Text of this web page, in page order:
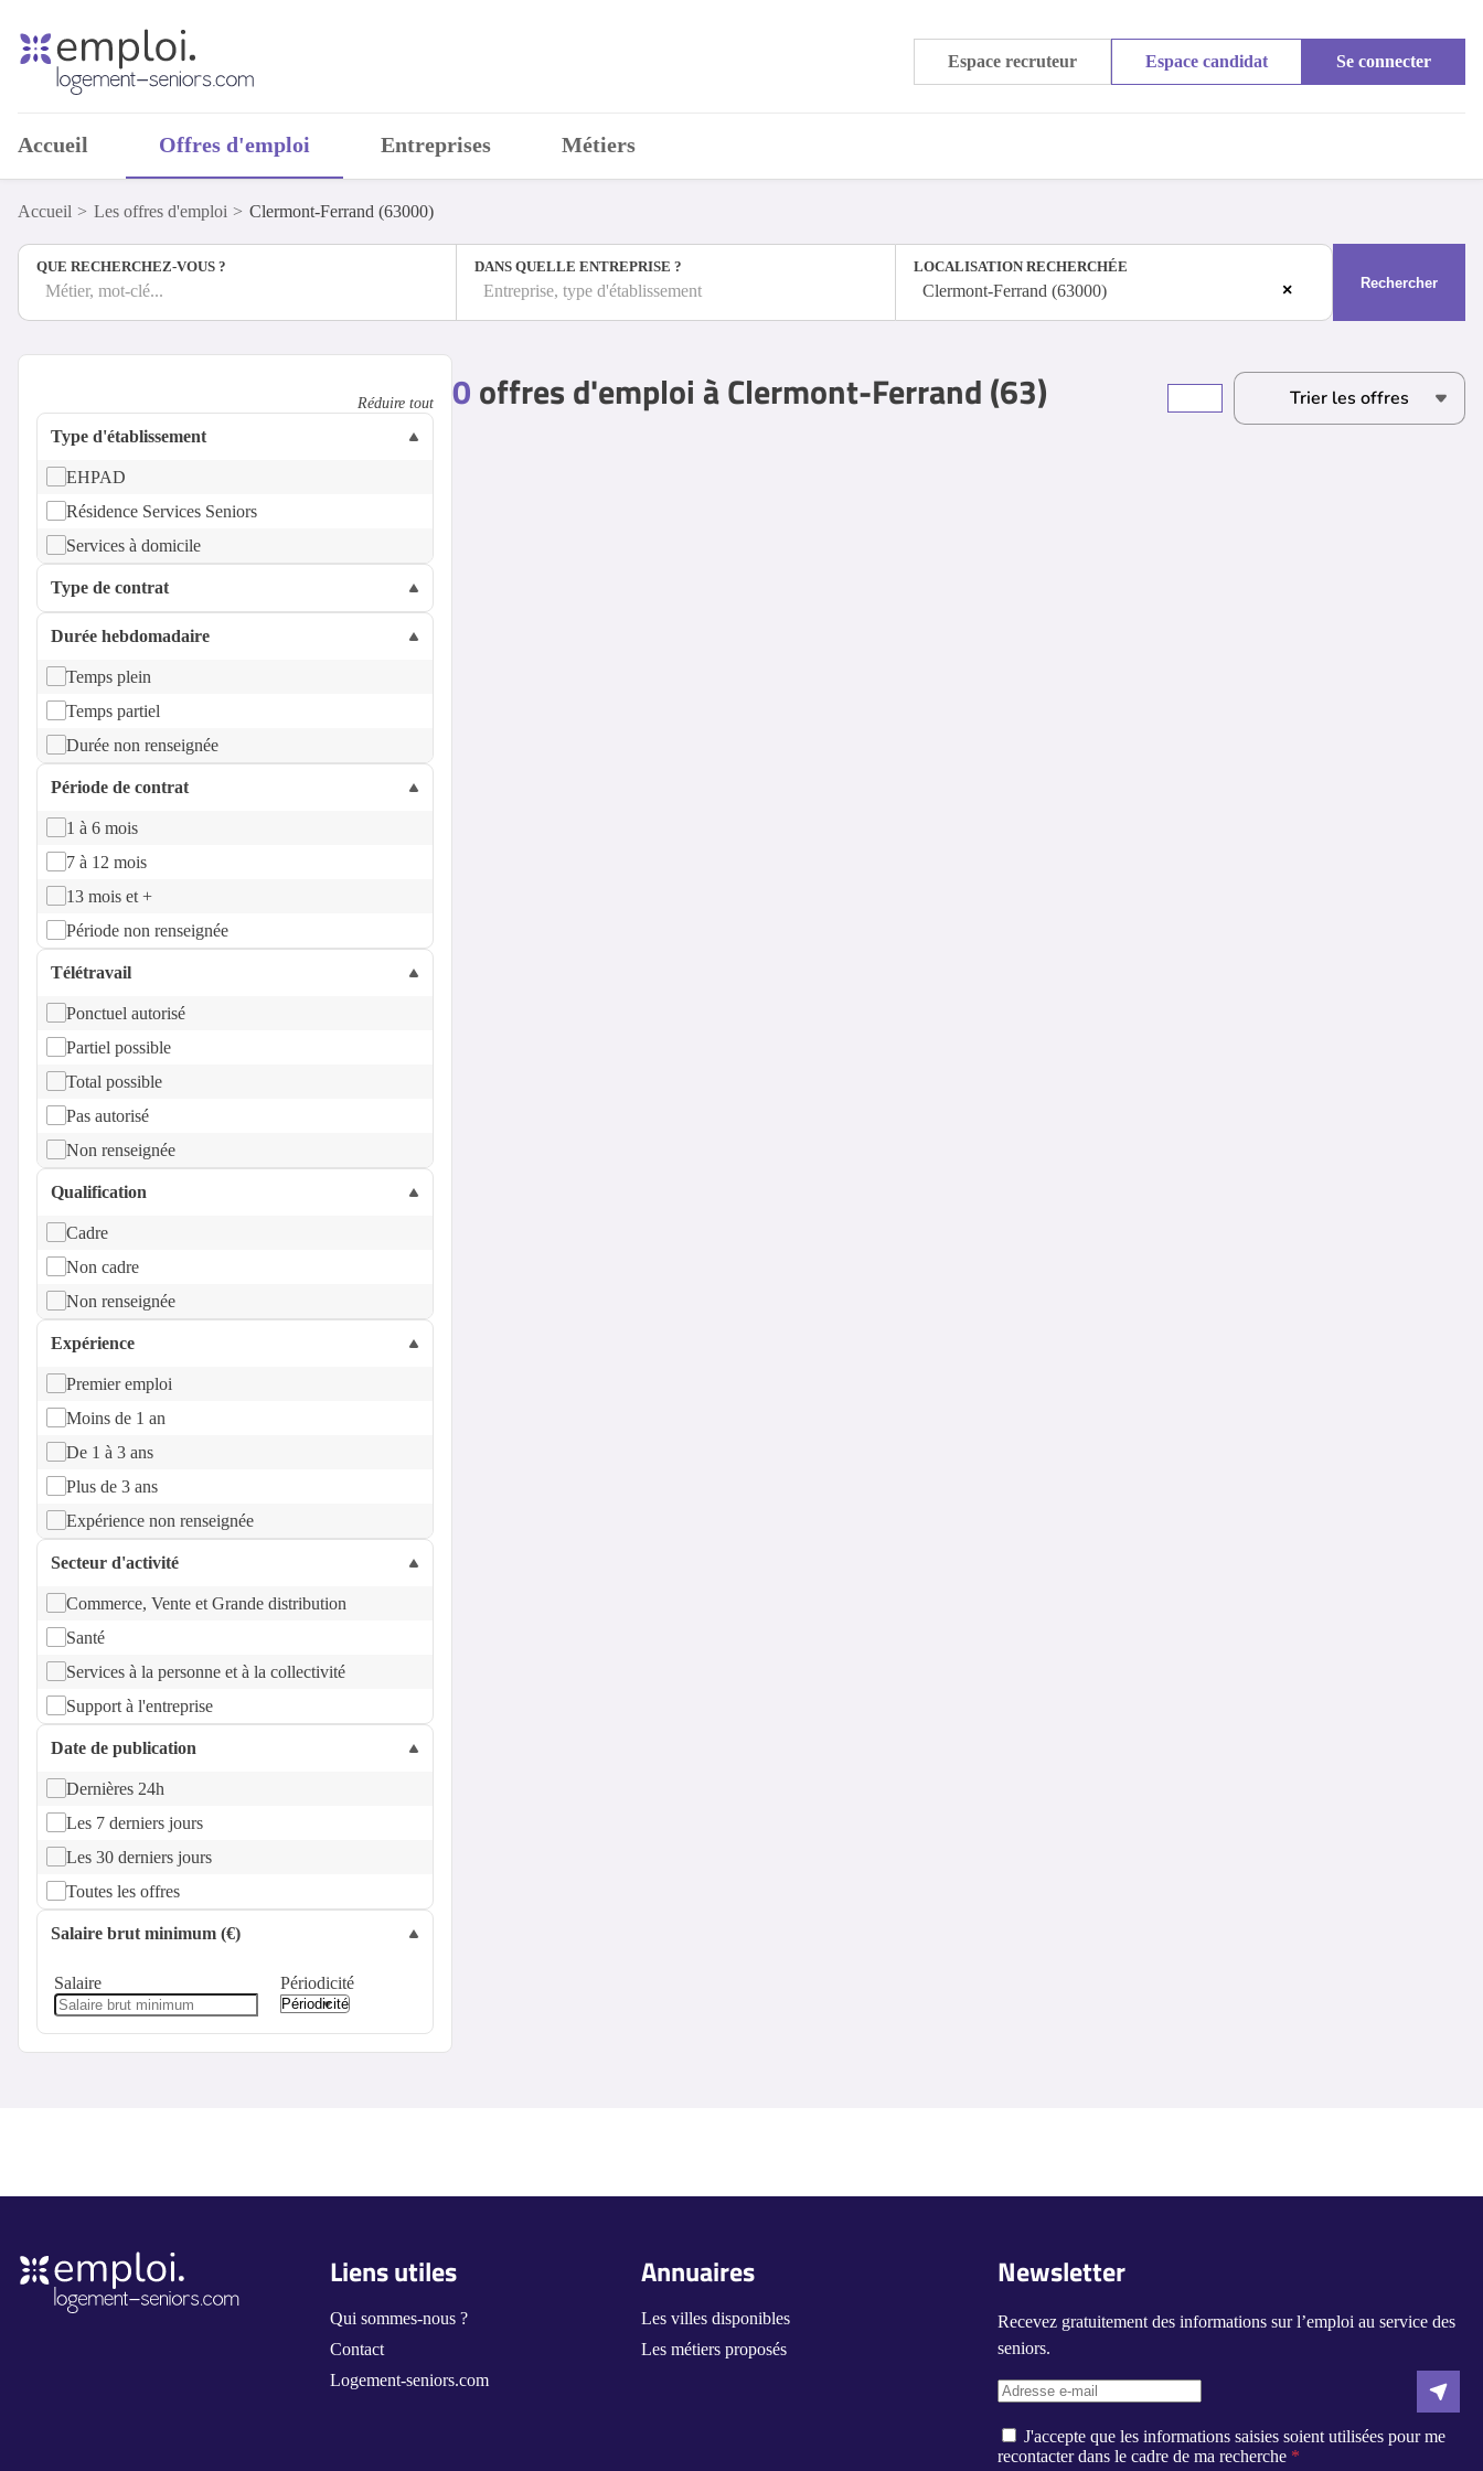
Espace recruteur Espace candidat Se connecter
Accueil Offres d'emploi Entreprises Métiers
Accueil Les offres d'emploi Clermont-Ferrand (63000)
QUE RECHERCHEZ-VOUS ?
Métier, mot-clé...
DANS QUELLE ENTREPRISE ?
Entreprise, type d'établissement
LOCALISATION RECHERCHÉE
×
Clermont-Ferrand (63000) Rechercher
0offres d'emploi à Clermont-Ferrand (63)
Réduire tout
Type d'établissement
EHPAD
Résidence Services Seniors
Services à domicile
Type de contrat
Durée hebdomadaire
Temps plein
Temps partiel
Durée non renseignée
Période de contrat
1 à 6 mois
7 à 12 mois
13 mois et +
Période non renseignée
Télétravail
Ponctuel autorisé
Partiel possible
Total possible
Pas autorisé
Non renseignée
Qualification
Cadre
Non cadre
Non renseignée
Expérience
Premier emploi
Moins de 1 an
De 1 à 3 ans
Plus de 3 ans
Expérience non renseignée
Secteur d'activité
Commerce, Vente et Grande distribution
Santé
Services à la personne et à la collectivité
Support à l'entreprise
Date de publication
Dernières 24h
Les 7 derniers jours
Les 30 derniers jours
Toutes les offres
Salaire brut minimum (€)
Salaire Périodicité
Newsletter
Recevez gratuitement des informations sur l’emploi au service des
seniors.
J'accepte que les informations saisies soient utilisées pour me
recontacter dans le cadre de ma recherche
Liens utiles
Qui sommes-nous ?
Contact
Logement-seniors.com
Annuaires
Les villes disponibles
Les métiers proposés